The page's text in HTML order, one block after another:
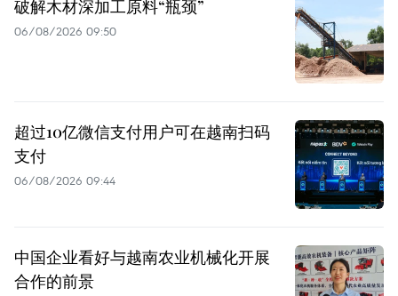
破解木材深加工原料“瓶颈”
06/08/2026 09:50
超过10亿微信支付用户可在越南扫码
支付
06/08/2026 09:44
中国企业看好与越南农业机械化开展
合作的前景